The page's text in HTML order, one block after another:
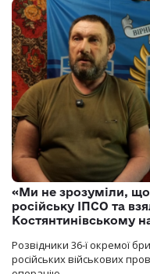
«Ми не зрозуміли, що
російську ІПСО та
Костянтинівському
Розвідники 36-ї окремої
російських військових